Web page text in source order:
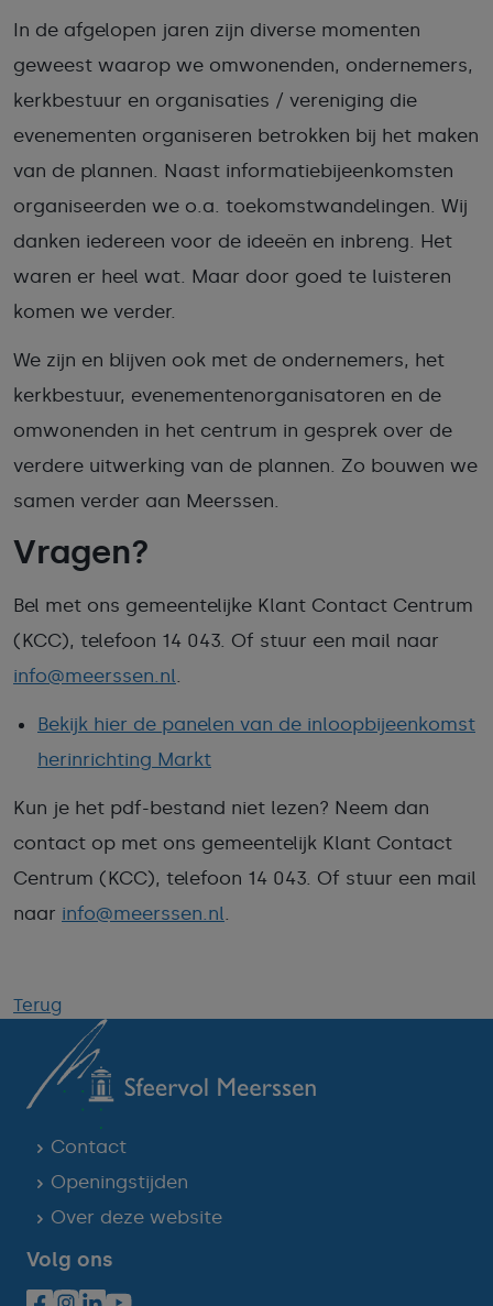
In de afgelopen jaren zijn diverse momenten
geweest waarop we omwonenden, ondernemers,
kerkbestuur en organisaties / vereniging die
evenementen organiseren betrokken bij het maken
van de plannen. Naast informatiebijeenkomsten
organiseerden we o.a. toekomstwandelingen. Wij
danken iedereen voor de ideeën en inbreng. Het
waren er heel wat. Maar door goed te luisteren
komen we verder.
We zijn en blijven ook met de ondernemers, het
kerkbestuur, evenementenorganisatoren en de
omwonenden in het centrum in gesprek over de
verdere uitwerking van de plannen. Zo bouwen we
samen verder aan Meerssen.
Vragen?
Bel met ons gemeentelijke Klant Contact Centrum
(KCC), telefoon 14 043. Of stuur een mail naar
info@meerssen.nl.
Bekijk hier de panelen van de inloopbijeenkomst
herinrichting Markt
Kun je het pdf-bestand niet lezen? Neem dan
contact op met ons gemeentelijk Klant Contact
Centrum (KCC), telefoon 14 043. Of stuur een mail
naar info@meerssen.nl.
Terug
Contact
Openingstijden
Over deze website
Volg ons